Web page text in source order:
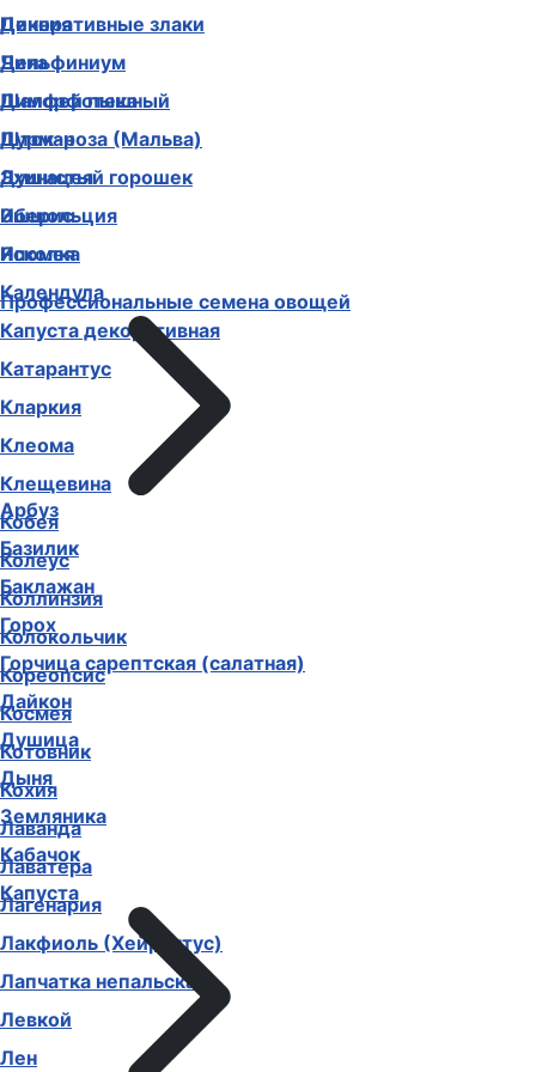
Декоративные злаки
Дельфиниум
Диморфотека
Дурман
Душистый горошек
Иберис
Ипомея
Календула
Капуста декоративная
Катарантус
Кларкия
Клеома
Клещевина
Кобея
Колеус
Коллинзия
Колокольчик
Кореопсис
Космея
Котовник
Кохия
Лаванда
Лаватера
Лагенария
Лакфиоль (Хейрантус)
Лапчатка непальская
Левкой
Лен
Цинния
Чина
Шалфей пышный
Шток-роза (Мальва)
Эхинацея
Эшшольция
Ясколка
Профессиональные семена овощей
Арбуз
Базилик
Баклажан
Горох
Горчица сарептская (салатная)
Дайкон
Душица
Дыня
Земляника
Кабачок
Капуста